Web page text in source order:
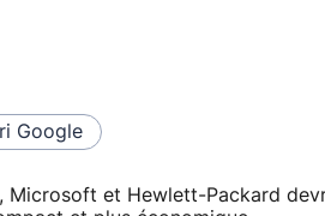
Google
Microsoft et Hewlett-Packard